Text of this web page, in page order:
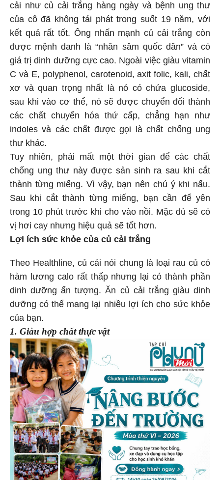
cải như củ cải trắng hàng ngày và bệnh ung thư
của cô đã không tái phát trong suốt 19 năm, với
kết quả rất tốt. Ông nhấn mạnh củ cải trắng còn
được mệnh danh là “nhân sâm quốc dân” và có
giá trị dinh dưỡng cực cao. Ngoài việc giàu vitamin
C và E, polyphenol, carotenoid, axit folic, kali, chất
xơ và quan trọng nhất là nó có chứa glucoside,
sau khi vào cơ thể, nó sẽ được chuyển đổi thành
các chất chuyển hóa thứ cấp, chẳng hạn như
indoles và các chất được gọi là chất chống ung
thư khác.
Tuy nhiên, phải mất một thời gian để các chất
chống ung thư này được sản sinh ra sau khi cắt
thành từng miếng. Vì vậy, bạn nên chú ý khi nấu.
Sau khi cắt thành từng miếng, bạn cần để yên
trong 10 phút trước khi cho vào nồi. Mặc dù sẽ có
vị hơi cay nhưng hiệu quả sẽ tốt hơn.
Lợi ích sức khỏe của củ cải trắng
Theo Healthline, củ cải nói chung là loại rau củ có
hàm lương calo rất thấp nhưng lại có thành phần
dinh dưỡng ấn tượng. Ăn củ cải trắng giàu dinh
dưỡng có thể mang lại nhiều lợi ích cho sức khỏe
của bạn.
1. Giàu hợp chất thực vật